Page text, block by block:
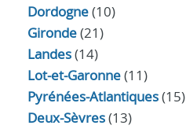
Dordogne(10)
Gironde(21)
Landes(14)
Lot-et-Garonne(11)
Pyrénées-Atlantiques(15)
Deux-Sèvres(13)